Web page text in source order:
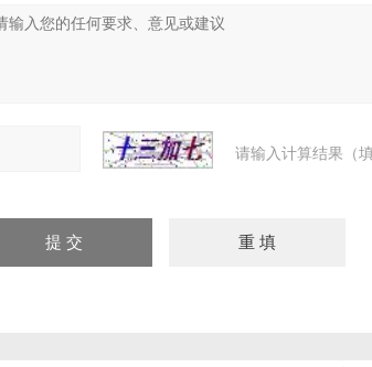
请输入计算结果（